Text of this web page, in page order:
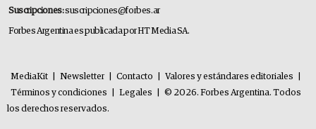
Suscripciones:suscripciones@forbes.ar
Forbes Argentina es publicada por HT Media SA.
MediaKit Newsletter Contacto Valores y estándares editoriales
Términos y condiciones
Legales
© 2026. Forbes Argentina. Todos
los derechos reservados.